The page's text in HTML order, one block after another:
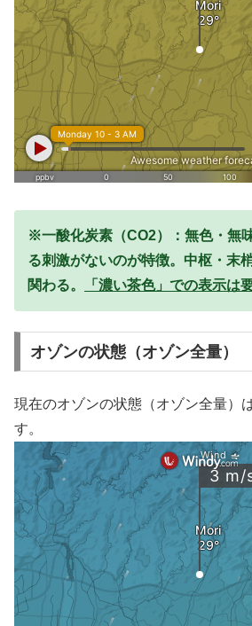
※一酸化炭素（CO2）：無色・無
る刺激がないのが特徴。中枢・末
関わる。
「濃い茶色」での表示は
オゾンの状態（オゾン全量）
現在のオゾンの状態（オゾン全量）
す。